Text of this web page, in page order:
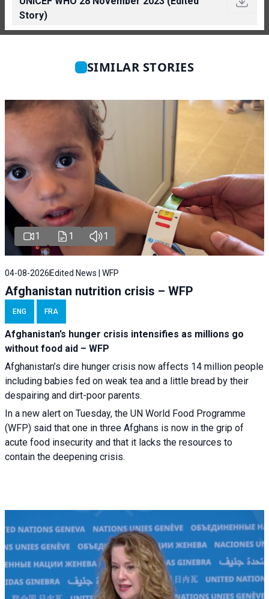
Story)
SIMILAR STORIES
1 1 1
04-08-2026 Edited News | WFP
Afghanistan nutrition crisis – WFP
ENG FRA
Afghanistan’s hunger crisis intensifies as millions go
without food aid – WFP
Afghanistan’s dire hunger crisis now affects 14 million people
including babies fed on weak tea and a little bread by their
despairing and dirt-poor parents.
In a new alert on Tuesday, the UN World Food Programme
(WFP) said that one in three Afghans is now in the grip of
acute food insecurity and that it lacks the resources to
contain the deepening crisis.